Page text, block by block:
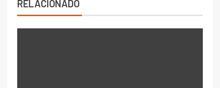
RELACIONADO